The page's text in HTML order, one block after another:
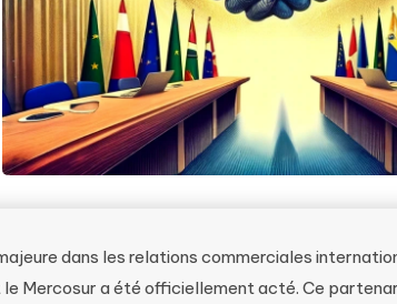
dans les relations commerciales
le Mercosur a été officiellement acté. Ce